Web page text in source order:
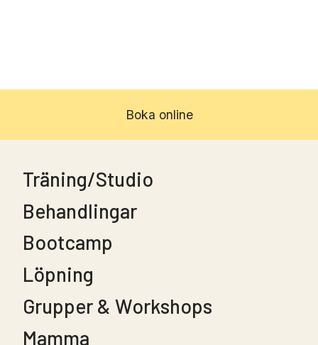
Boka online
Träning/Studio
Behandlingar
Bootcamp
Löpning
Grupper & Workshops
Mamma